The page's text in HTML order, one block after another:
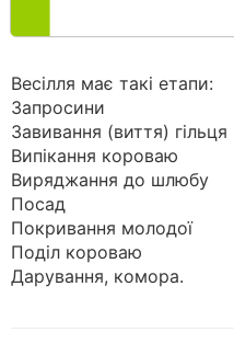
Весілля має такі етапи:
Запросини
Завивання (виття) гільця
Випікання короваю
Виряджання до шлюбу
Посад
Покривання молодої
Поділ короваю
Дарування, комора.